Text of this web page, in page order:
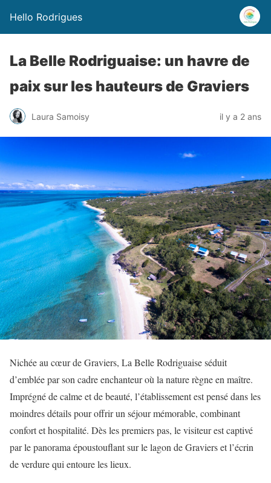
Hello Rodrigues
La Belle Rodriguaise: un havre de
paix sur les hauteurs de Graviers
Laura Samoisy il y a 2 ans
Nichée au cœur de Graviers, La Belle Rodriguaise séduit
d’emblée par son cadre enchanteur où la nature règne en maître.
Imprégné de calme et de beauté, l’établissement est pensé dans les
moindres détails pour offrir un séjour mémorable, combinant
confort et hospitalité. Dès les premiers pas, le visiteur est captivé
par le panorama époustouflant sur le lagon de Graviers et l’écrin
de verdure qui entoure les lieux.